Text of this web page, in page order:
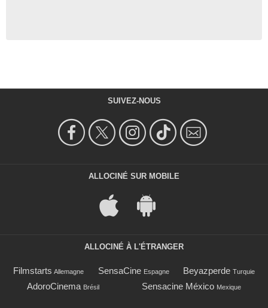
SUIVEZ-NOUS
ALLOCINÉ SUR MOBILE
ALLOCINÉ À L'ÉTRANGER
Filmstarts Allemagne SensaCine Espagne Beyazperde Turquie
AdoroCinema Brésil Sensacine México Mexique